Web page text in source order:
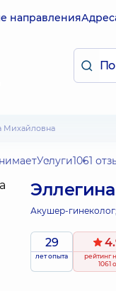
направления
Михайловна
Услуги1061
Акушер-гинеколог;
29
лет опыта рейтинг
1061